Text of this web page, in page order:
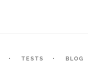
TESTS BLOG